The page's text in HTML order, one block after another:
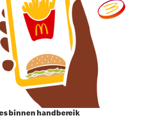
binnen handbereik